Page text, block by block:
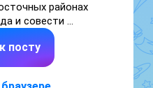
районах
и совести
символику. Это
почувствовали
битвы. Какова
посту